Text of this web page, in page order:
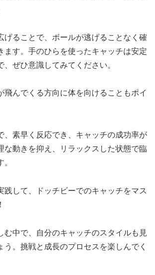
げることで、ボールが逃げることなく確
ます。手のひらを使ったキャッチは安定
、ぜひ意識してみてください。
飛んでくる方向に体を向けることもポイ
、素早く反応でき、キャッチの成功率が
な動きを抑え、リラックスした状態で臨
践して、ドッチビーでのキャッチをマス
む中で、自分のキャッチのスタイルも見
う。挑戦と成長のプロセスを楽しんでく